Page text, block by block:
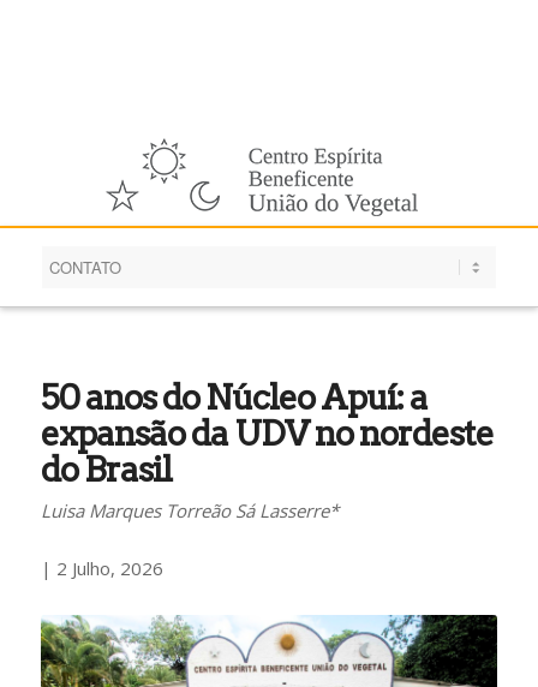
50 anos do Núcleo Apuí: a
expansão da UDV no nordeste
do Brasil
Luisa Marques Torreão Sá Lasserre*
| 2 Julho, 2026